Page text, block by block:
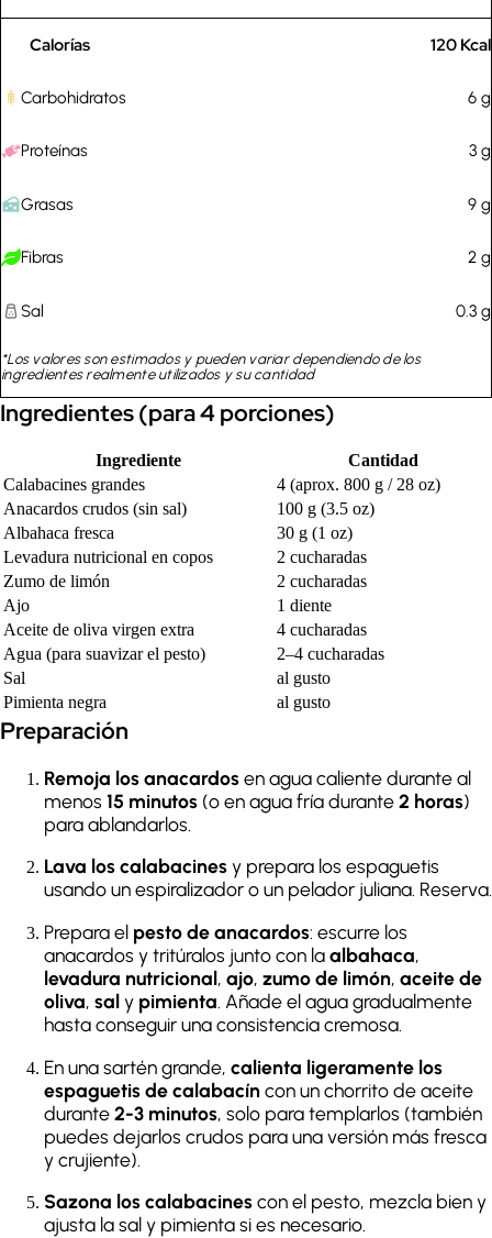
Calorías 120 Kcal
Carbohidratos 6 g
Proteínas 3 g
Grasas 9 g
Fibras 2 g
Sal 0.3 g
*Los valores son estimados y pueden variar dependiendo de los
ingredientes realmente utilizados y su cantidad
Ingredientes (para 4 porciones)
Ingrediente
Cantidad
Calabacines grandes
4 (aprox. 800 g / 28 oz)
Anacardos crudos (sin sal)
100 g (3.5 oz)
Albahaca fresca
30 g (1 oz)
Levadura nutricional en copos
2 cucharadas
Zumo de limón
2 cucharadas
Ajo
1 diente
Aceite de oliva virgen extra
4 cucharadas
Agua (para suavizar el pesto)
2–4 cucharadas
Sal
al gusto
Pimienta negra
al gusto
Preparación
Remoja los anacardosen agua caliente durante al
menos 15 minutos (o en agua fría durante2 horas)
para ablandarlos.
Lava los calabacinesy prepara los espaguetis
usando un espiralizador o un pelador juliana. Reserva.
Prepara el pesto de anacardos: escurre los
anacardos y tritúralos junto con laalbahaca,
levadura nutricional, ajo, zumo de limón, aceite de
oliva, saly pimienta . Añade el agua gradualmente
hasta conseguir una consistencia cremosa.
En una sartén grande, calienta ligeramente los
espaguetis de calabacíncon un chorrito de aceite
durante2-3 minutos, solo para templarlos (también
puedes dejarlos crudos para una versión más fresca
y crujiente).
Sazona los calabacinescon el pesto, mezcla bien y
ajusta la sal y pimienta si es necesario.